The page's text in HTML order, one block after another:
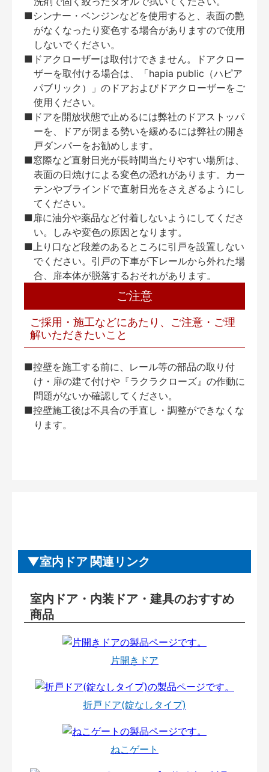
■シンナー・ベンジンなどを使用すると、表面の艶
がなくなったり変色する場合がありますので使用
しないでください。
■ドアクローザーは取付けできません。ドアクロー
ザーを取付ける場合は、「hapia public（ハピア
パブリック）」のドアおよびドアクローザーをご
使用ください。
■ドアを開放状態で止めるには弊社のドアストッパ
ーを、ドアが閉まる勢いを緩めるには弊社の開き
戸ダンパーをお勧めします。
■窓際など直射日光が長時間当たりやすい場所は、
表面の日焼けによる変色の恐れがあります。カー
テンやブラインドで直射日光をさえぎるようにし
てください。
■扉に油分や薬品など付着しないようにしてくださ
い。しみや変色の原因となります。
■上り口など段差のあるところに引戸を設置しない
でください。引戸の下車が下レールから外れた場
合、扉本体が脱落するおそれがあります。
ご注意
ご採用・施工などにあたり、ご注意・ご理
解いただきたいこと
■控壁を施工する前に、レール等の部品の取り付
け・扉の建て付けや『ラクラクローズ』の作動に
問題がないか確認してください。
■控壁施工後は不具合の手直し・調整ができなくな
ります。
室内ドア 関連リンク
室内ドア・内装ドア・建具のおすすめ
商品
片開きドア
折戸ドア(錠なしタイプ)
ねこゲート